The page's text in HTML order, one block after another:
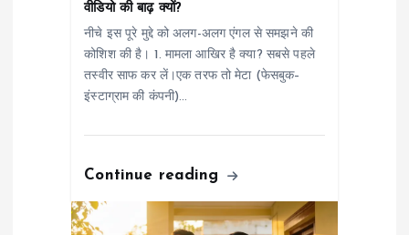
वीडियो की बाढ़ क्यों?
नीचे इस पूरे मुद्दे को अलग-अलग एंगल से समझने की
कोशिश की है। 1. मामला आखिर है क्या? सबसे पहले
तस्वीर साफ कर लें।एक तरफ तो मेटा (फेसबुक–
इंस्टाग्राम की कंपनी)…
Continue reading